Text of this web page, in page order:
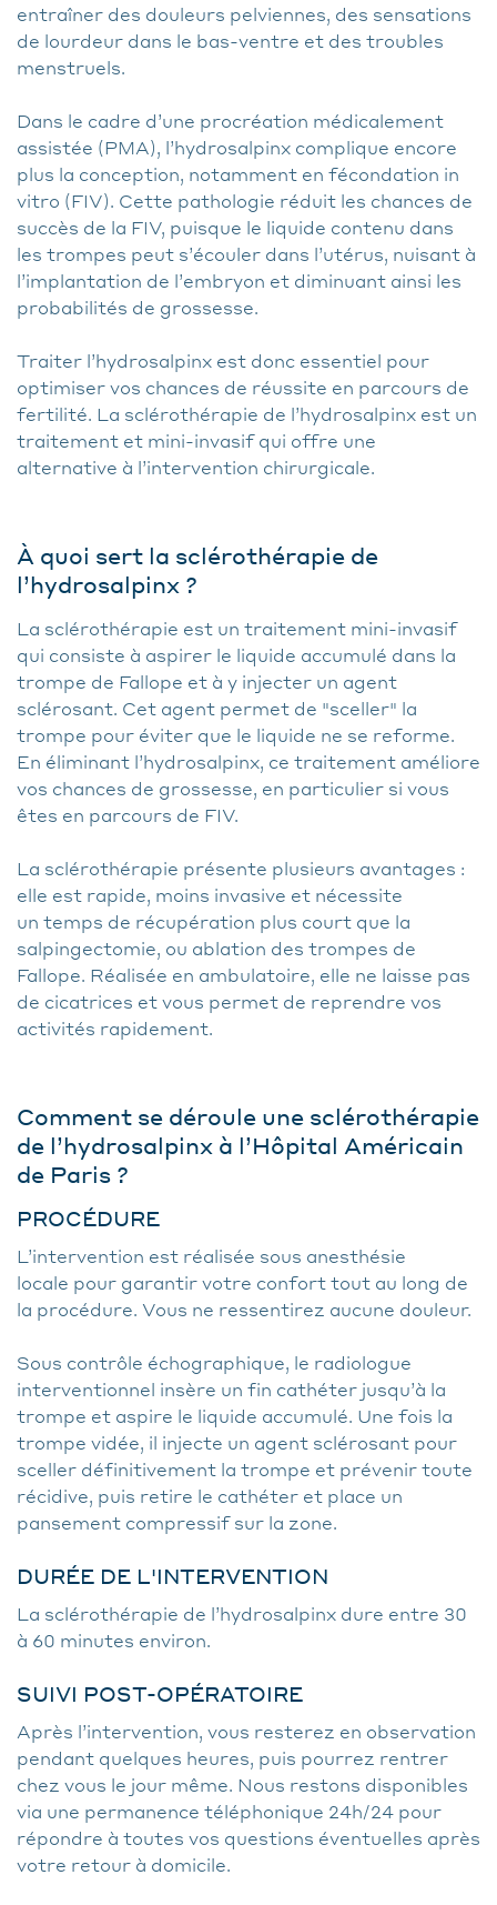
entraîner des douleurs pelviennes, des sensations
de lourdeur dans le bas-ventre et des troubles
menstruels.
Dans le cadre d’une procréation médicalement
assistée (PMA), l’hydrosalpinx complique encore
plus la conception, notamment en fécondation in
vitro (FIV). Cette pathologie réduit les chances de
succès de la FIV, puisque le liquide contenu dans
les trompes peut s’écouler dans l’utérus, nuisant à
l’implantation de l’embryon et diminuant ainsi les
probabilités de grossesse.
Traiter l’hydrosalpinx est donc essentiel pour
optimiser vos chances de réussite en parcours de
fertilité. La sclérothérapie de l’hydrosalpinx est un
traitement et mini-invasif qui offre une
alternative à l’intervention chirurgicale.
À quoi sert la sclérothérapie de
l’hydrosalpinx ?
La sclérothérapie est un traitement mini-invasif
qui consiste à aspirer le liquide accumulé dans la
trompe de Fallope et à y injecter un agent
sclérosant. Cet agent permet de "sceller" la
trompe pour éviter que le liquide ne se reforme.
En éliminant l’hydrosalpinx, ce traitement améliore
vos chances de grossesse, en particulier si vous
êtes en parcours de FIV.
La sclérothérapie présente plusieurs avantages :
elle est rapide, moins invasive et nécessite
un temps de récupération plus court que la
salpingectomie, ou ablation des trompes de
Fallope. Réalisée en ambulatoire, elle ne laisse pas
de cicatrices et vous permet de reprendre vos
activités rapidement.
Comment se déroule une sclérothérapie
de l’hydrosalpinx à l’Hôpital Américain
de Paris ?
PROCÉDURE
L’intervention est réalisée sous anesthésie
locale pour garantir votre confort tout au long de
la procédure. Vous ne ressentirez aucune douleur.
Sous contrôle échographique, le radiologue
interventionnel insère un fin cathéter jusqu’à la
trompe et aspire le liquide accumulé. Une fois la
trompe vidée, il injecte un agent sclérosant pour
sceller définitivement la trompe et prévenir toute
récidive, puis retire le cathéter et place un
pansement compressif sur la zone.
DURÉE DE L'INTERVENTION
La sclérothérapie de l’hydrosalpinx dure entre 30
à 60 minutes environ.
SUIVI POST-OPÉRATOIRE
Après l’intervention, vous resterez en observation
pendant quelques heures, puis pourrez rentrer
chez vous le jour même. Nous restons disponibles
via une permanence téléphonique 24h/24 pour
répondre à toutes vos questions éventuelles après
votre retour à domicile.